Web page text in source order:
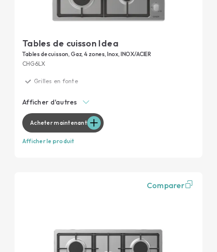
Tables de cuisson Idea
Tables de cuisson, Gaz, 4 zones, Inox, INOX/ACIER
CHG6LX
Grilles en fonte
Zones de dimensions différentes
Afficher d'autres
Acheter maintenant
Afficher le produit
Comparer